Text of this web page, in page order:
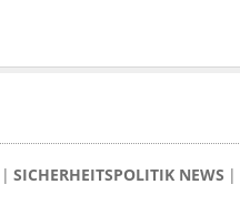
SICHERHEITSPOLITIK NEWS